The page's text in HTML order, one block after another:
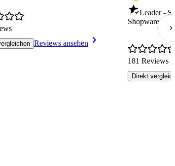
Reviews ansehen
Leader -
Shopware
181 Reviews
Direkt